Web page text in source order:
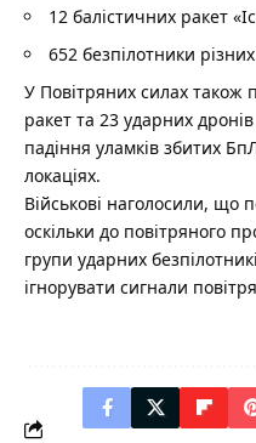
12 балістичних ракет
652 безпілотники
У Повітряних силах також
ракет та 23 ударних
падіння уламків збитих
локаціях.
Військові наголосили, що
оскільки до повітряного
групи ударних
ігнорувати сигнали